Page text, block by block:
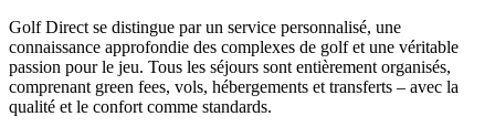
Golf Direct se distingue par un service personnalisé, une
connaissance approfondie des complexes de golf et une véritable
passion pour le jeu. Tous les séjours sont entièrement organisés,
comprenant green fees, vols, hébergements et transferts – avec la
qualité et le confort comme standards.